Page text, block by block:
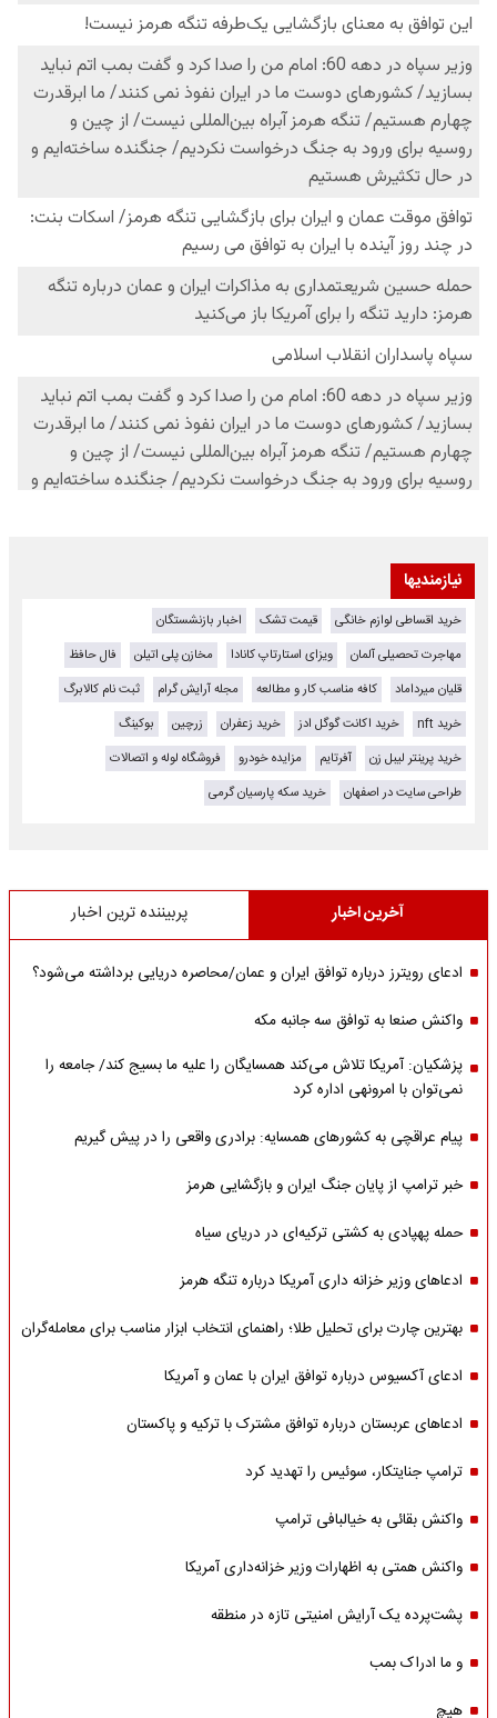
نیازمندیها
خرید اقساطی لوازم خانگی قیمت تشک
اخبار بازنشستگان
مهاجرت تحصیلی آلمان
ویزای استارتاپ کانادا مخازن پلی اتیلن
فال حافظ
قلیان میرداماد
کافه مناسب کار و مطالعه مجله آرایش گرام
ثبت نام کالابرگ
خرید nft
خرید اکانت گوگل ادز خرید زعفران زرچین
بوکینگ
خرید پرینتر لیبل زن
آفرتایم مزایده خودرو
فروشگاه لوله و اتصالات
طراحی سایت در اصفهان
خرید سکه پارسیان گرمی
آخرین اخبار پربیننده ترین اخبار
ادعای رویترز درباره توافق ایران و عمان/محاصره دریایی برداشته می‌شود؟
واکنش صنعا به توافق سه جانبه مکه
پزشکیان: آمریکا تلاش می‌کند همسایگان را علیه ما بسیج کند/ جامعه را
نمی‌توان با امرونهی اداره کرد
پیام عراقچی به کشورهای همسایه: برادری واقعی را در پیش گیریم
خبر ترامپ از پایان جنگ ایران و بازگشایی هرمز
حمله پهپادی به کشتی ترکیه‌ای در دریای سیاه
ادعاهای وزیر خزانه داری آمریکا درباره تنگه هرمز
بهترین چارت برای تحلیل طلا؛ راهنمای انتخاب ابزار مناسب برای معامله‌گران
ادعای آکسیوس درباره توافق ایران با عمان و آمریکا
ادعاهای عربستان درباره توافق مشترک با ترکیه و پاکستان
ترامپ جنایتکار، سوئیس را تهدید کرد
واکنش بقائی به خیالبافی ترامپ
واکنش همتی به اظهارات وزیر خزانه‌داری آمریکا
پشت‌پرده یک آرایش امنیتی تازه در منطقه
و ما ادراک بمب
هیچ